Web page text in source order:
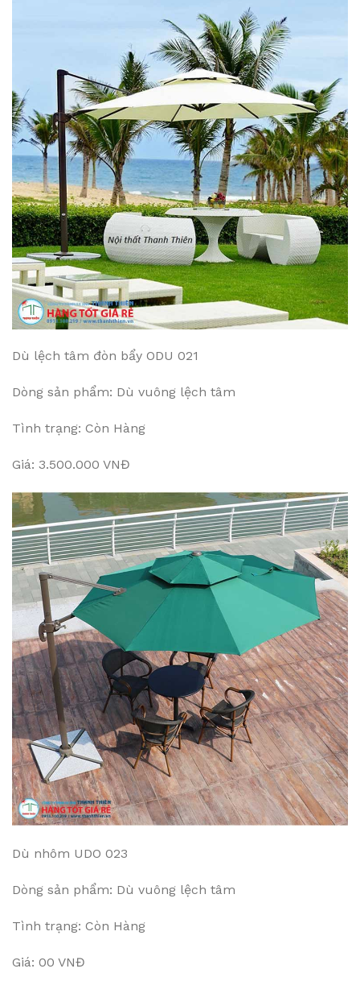
Dù lệch tâm đòn bẩy ODU 021
Dòng sản phẩm: Dù vuông lệch tâm
Tình trạng: Còn Hàng
Giá: 3.500.000 VNĐ
Dù nhôm UDO 023
Dòng sản phẩm: Dù vuông lệch tâm
Tình trạng: Còn Hàng
Giá: 00 VNĐ